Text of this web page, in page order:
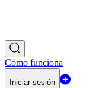
Cómo funciona
Iniciar sesión